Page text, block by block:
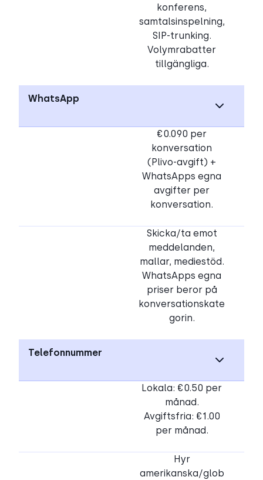
konferens,
samtalsinspelning,
SIP-trunking.
Volymrabatter
tillgängliga.
WhatsApp
€0.090 per
konversation
(Plivo-avgift) +
WhatsApps egna
avgifter per
konversation.
Skicka/ta emot
meddelanden,
mallar, mediestöd.
WhatsApps egna
priser beror på
konversationskate
gorin.
Telefonnummer
Lokala: €0.50 per
månad.
Avgiftsfria: €1.00
per månad.
Hyr
amerikanska/glob